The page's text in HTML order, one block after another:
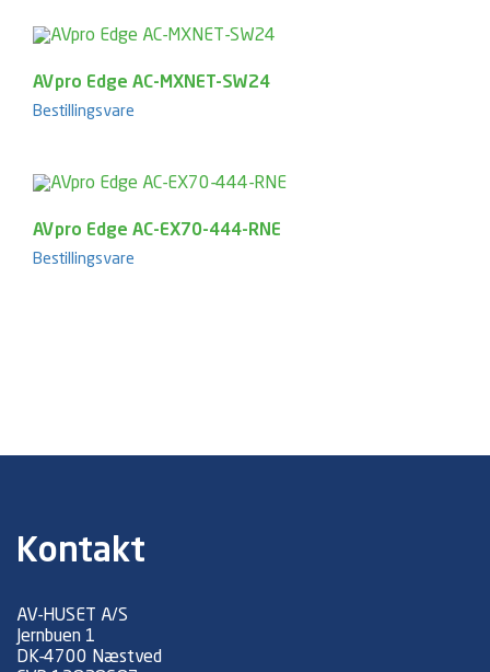
AVpro Edge AC-MXNET-SW24
Bestillingsvare
AVpro Edge AC-EX70-444-RNE
Bestillingsvare
Kontakt
AV-HUSET A/S
Jernbuen 1
DK-4700 Næstved